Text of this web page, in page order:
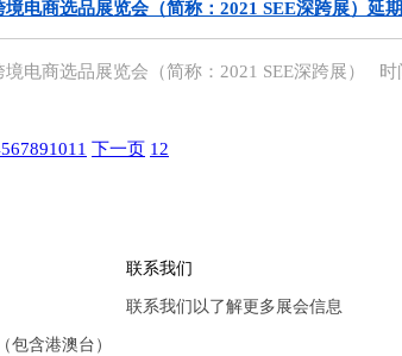
境电商选品展览会（简称：2021 SEE深跨展）延期
境电商选品展览会（简称：2021 SEE深跨展）
567891011 下一页 12
联系我们
联系我们以了解更多展会信息
含港澳台）